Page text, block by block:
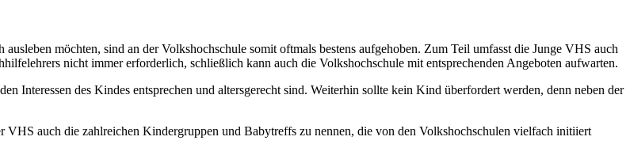
möchten, sind an der Volkshochschule somit oftmals bestens aufgehoben. Zum Teil umfasst die Junge VHS auch
nicht immer erforderlich, schließlich kann auch die Volkshochschule mit entsprechenden Angeboten aufwarten.
Interessen des Kindes entsprechen und altersgerecht sind. Weiterhin sollte kein Kind überfordert werden, denn neben der
auch die zahlreichen Kindergruppen und Babytreffs zu nennen, die von den Volkshochschulen vielfach initiiert